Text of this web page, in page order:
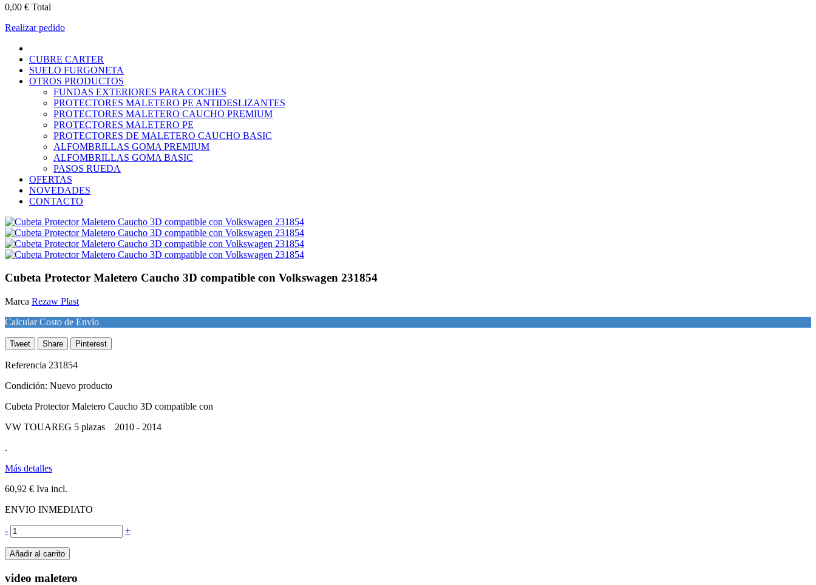
0,00 € Total
Realizar pedido
CUBRE CARTER
SUELO FURGONETA
OTROS PRODUCTOS
FUNDAS EXTERIORES PARA COCHES
PROTECTORES MALETERO PE ANTIDESLIZANTES
PROTECTORES MALETERO CAUCHO PREMIUM
PROTECTORES MALETERO PE
PROTECTORES DE MALETERO CAUCHO BASIC
ALFOMBRILLAS GOMA PREMIUM
ALFOMBRILLAS GOMA BASIC
PASOS RUEDA
OFERTAS
NOVEDADES
CONTACTO
Cubeta Protector Maletero Caucho 3D compatible con Volkswagen 231854
Marca Rezaw Plast
Calcular Costo de Envío
Tweet Share Pinterest
Referencia 231854
Condición: Nuevo producto
Cubeta Protector Maletero Caucho 3D compatible con
VW TOUAREG 5 plazas 2010 - 2014
.
Más detalles
60,92 € Iva incl.
ENVIO INMEDIATO
- +
Añadir al carrito
video maletero